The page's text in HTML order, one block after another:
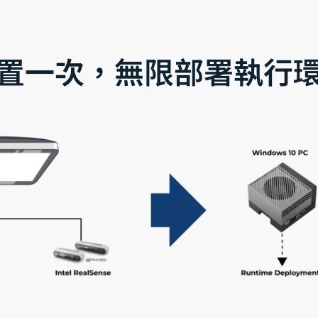
一次，無限部署執行